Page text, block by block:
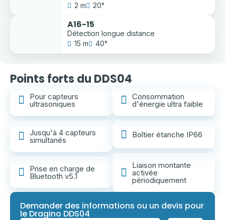
2 m
20°
A16-15
Détection longue distance
15 m
40°
Points forts du DDS04
Pour capteurs
ultrasoniques
Jusqu'à 4 capteurs
simultanés
Prise en charge de
Bluetooth v5.1
Consommation
d'énergie ultra faible
Boîtier étanche IP66
Liaison montante
activée
périodiquement
Demander des informations ou un devis pour
le Dragino DDS04